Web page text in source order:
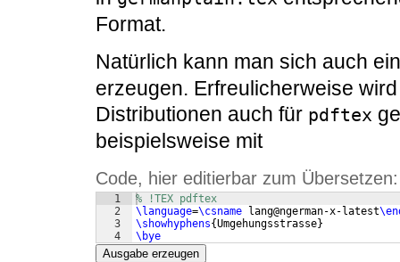
Format.
Natürlich kann man sich auch
erzeugen. Erfreulicherweise
Distributionen auch für pdftex
beispielsweise mit
Code, hier editierbar zum Übersetzen:
1
2
3
4
% !TEX pdftex
\language=\csname lang@ngerman-x-latest
\showhyphens{Umgehungsstrasse}
\bye
Ausgabe erzeugen